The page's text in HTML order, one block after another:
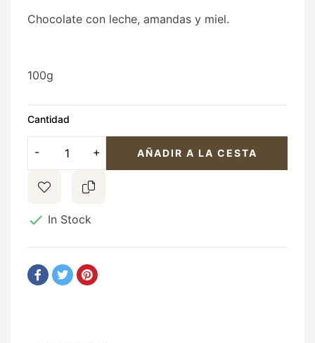
Chocolate con leche, amandas y miel.
100g
Cantidad
AÑADIR A LA CESTA
 In Stock